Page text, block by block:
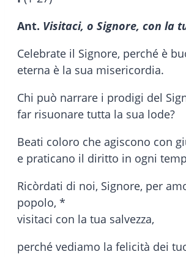
Ant. Visitaci, o Signore, con la
Celebrate il Signore, perché è
eterna è la sua misericordia.
Chi può narrare i prodigi del
far risuonare tutta la sua lode?
Beati coloro che agiscono con
e praticano il diritto in ogni
Ricòrdati di noi, Signore, per
popolo, *
visitaci con la tua salvezza,
perché vediamo la felicità dei